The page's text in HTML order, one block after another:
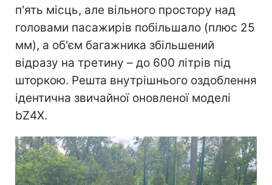
п'ять місць, але вільного простору над
головами пасажирів побільшало (плюс 25
мм), а об'єм багажника збільшений
відразу на третину – до 600 літрів під
шторкою. Решта внутрішнього оздоблення
ідентична звичайної оновленої моделі
bZ4X.